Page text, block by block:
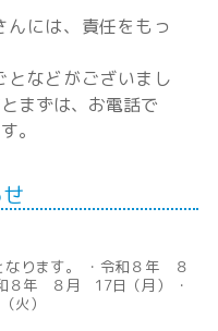
には、責任をもっ
となどがございまし
まずは、お電話で
。
なります。 ・令和８年 ８
８年 ８月 17日（月） ・
火）